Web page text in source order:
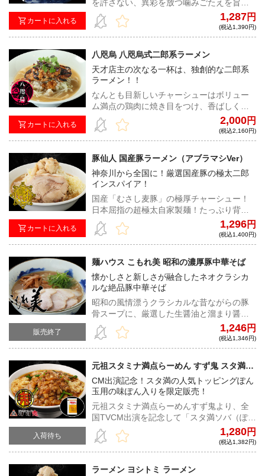
カートに入れる
を許さない、異彩を放つ噛みごたえを旨甘
濃厚スープで喰らい尽くせ！
1,287円
(税込1,390円)
カートに入れる
八咫烏 八咫烏式二郎系ラーメン
天才店主の次なる一杯は、独創的な二郎系
ラーメン！！
なんとも目新しいチャーシューはボリュー
ム満点の鶏肉に焼き目をつけ、香ばしく仕
上げている。パンチがありながら優しく自
然な甘みが特徴のスープに、二郎系らしい
太麺の組み合わせは居山店主だから生み出
2,000円
(税込2,160円)
カートに入れる
豚仙人 国産豚ラーメン（アブラマシVer）
神奈川から全国に！厳選国産豚の極太二郎
インスパイア！
国産「むさし麦豚」の極厚チャーシュー！
日本屈指の超極太自家製麺！たっぷり背脂
の宅麺仕様で遂に登場！！
1,296円
(税込1,400円)
販売終了
麺ハウス こもれ美 昭和の濃厚豚中華そば
懐かしさと新しさが融合したネオクラシカ
ルな絶品豚中華そば
昭和の風情漂うクラシカルな昔ながらの豚
骨スープに、厳選した生醤油と溜まり醤油
で独自のブレンドをほどこした醤油ダレ！
濃厚で味わい深い唯一無二の一杯を此処
に！
1,246円
(税込1,346円)
入荷待ち
元祖スタミナ満点らーめん すず鬼 スタ満ソ
バ（ぽん玉用味ぽん入り）
CM出演記念！スタ満の人気トッピングぽん
玉用の味ぽん入りを限定販売！
元祖スタミナ満点らーめんすず鬼より、全
国TVCM出演を記念して「スタ満ソバ（ぽん
玉用味ぽん入り）」を数量限定で販売！
1,280円
(税込1,382円)
ラーメン ヨシトミ ラーメン